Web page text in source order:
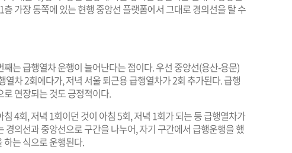
가장 동쪽에 있는 현행 중앙선 플랫폼에서 그대로 경의선을 탈 수
는 급행열차 운행이 늘어난다는 점이다. 우선 중앙선(용산-용문)
열차 2회에다가, 저녁 서울 퇴근용 급행열차가 2회 추가된다. 급행
연장되는 것도 긍정적이다.
4회, 저녁 1회이던 것이 아침 5회, 저녁 1회가 되는 등 급행열차가
경의선과 중앙선으로 구간을 나누어, 자기 구간에서 급행운행을 했
는 식으로 운행된다.